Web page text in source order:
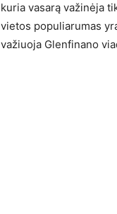
kuria vasarą važinėja
vietos populiarumas
važiuoja Glenfinano